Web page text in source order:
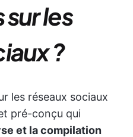
les
?
les réseaux sociaux
pré-conçu qui
et la compilation